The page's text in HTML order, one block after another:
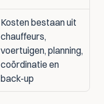
Kosten bestaan uit
chauffeurs,
voertuigen, planning,
coördinatie en
back-up